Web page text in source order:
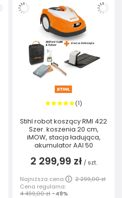
(1)
Stihl robot koszący RMI 422
Szer. koszenia 20 cm,
iMOW, stacja ładująca,
akumulator AAI 50
2 299,99 zł / szt.
Najniższa cena:
2 299,00 zł
Cena regularna:
4 499,00 zł -49%